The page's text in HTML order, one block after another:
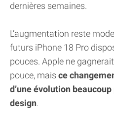
dernières semaines.
L’augmentation reste
futurs iPhone 18 Pro
pouces. Apple ne
pouce, mais ce
d’une évolution
design.